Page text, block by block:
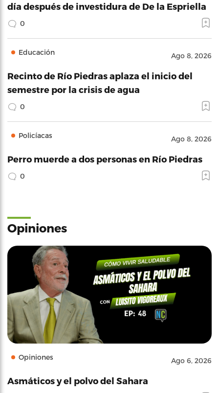
día después de investidura de De la Espriella
0
Educación Ago 8, 2026
Recinto de Río Piedras aplaza el inicio del
semestre por la crisis de agua
0
Policíacas Ago 8, 2026
Perro muerde a dos personas en Río Piedras
0
Opiniones
Opiniones Ago 6, 2026
Asmáticos y el polvo del Sahara